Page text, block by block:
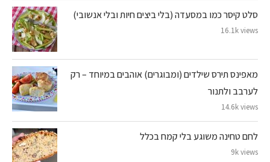
סלט קיסר כמו במסעדה (בלי ביצים חיות ובלי אנשובי)
16.1k views
מאפינס תירס שילדים (ומבוגרים) אוהבים במיוחד – רק
לערבב ולתנור
14.6k views
לחם טחינה משוגע בלי קמח בכלל
9k views